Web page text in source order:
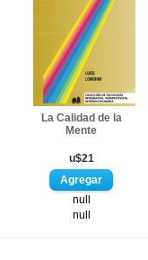
La Calidad de la
Mente
u$21
null
null